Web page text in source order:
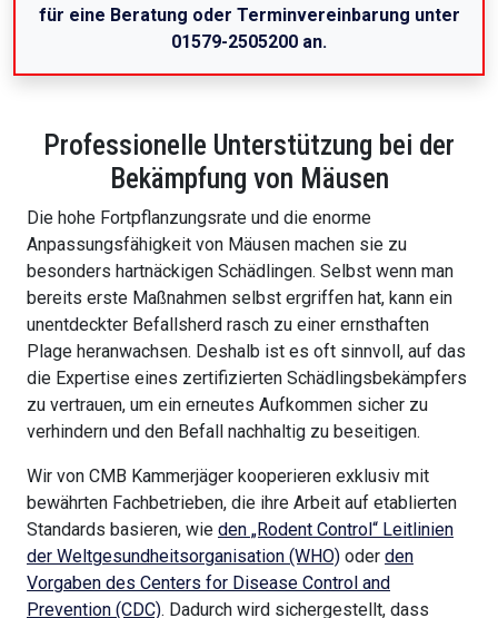
für eine Beratung oder Terminvereinbarung unter
01579-2505200 an.
Professionelle Unterstützung bei der
Bekämpfung von Mäusen
Die hohe Fortpflanzungsrate und die enorme
Anpassungsfähigkeit von Mäusen machen sie zu
besonders hartnäckigen Schädlingen. Selbst wenn man
bereits erste Maßnahmen selbst ergriffen hat, kann ein
unentdeckter Befallsherd rasch zu einer ernsthaften
Plage heranwachsen. Deshalb ist es oft sinnvoll, auf das
die Expertise eines zertifizierten Schädlingsbekämpfers
zu vertrauen, um ein erneutes Aufkommen sicher zu
verhindern und den Befall nachhaltig zu beseitigen.
Wir von CMB Kammerjäger kooperieren exklusiv mit
bewährten Fachbetrieben, die ihre Arbeit auf etablierten
Standards basieren, wie den „Rodent Control“ Leitlinien
der Weltgesundheitsorganisation (WHO) oder den
Vorgaben des Centers for Disease Control and
Prevention (CDC). Dadurch wird sichergestellt, dass